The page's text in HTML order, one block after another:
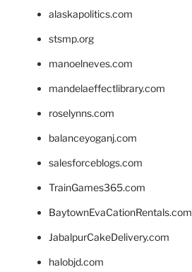
alaskapolitics.com
stsmp.org
manoelneves.com
mandelaeffectlibrary.com
roselynns.com
balanceyoganj.com
salesforceblogs.com
TrainGames365.com
BaytownEvaCationRentals.com
JabalpurCakeDelivery.com
halobjd.com